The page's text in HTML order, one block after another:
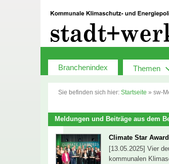
Branchenindex Themen
Sie befinden sich hier: Startseite » sw-
Meldungen und Beiträge aus dem
Climate Star
[13.05.2025] Vier
kommunalen